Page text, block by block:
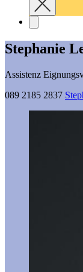
Stephanie
Assistenz
089 2185 2837